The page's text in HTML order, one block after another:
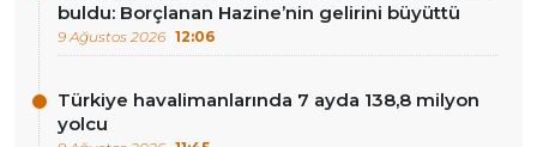
buldu: Borçlanan Hazine’nin gelirini büyüttü
9 Ağustos 2026 12:06
Türkiye havalimanlarında 7 ayda 138,8 milyon
yolcu